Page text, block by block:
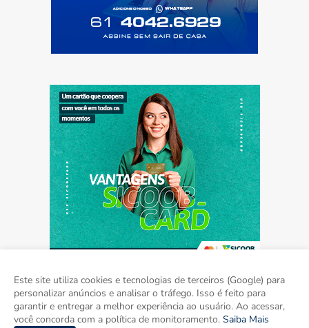
Home Sobre Contato Mídia Kit
Este site utiliza cookies e tecnologias de terceiros (Google) para
personalizar anúncios e analisar o tráfego. Isso é feito para
garantir e entregar a melhor experiência ao usuário. Ao acessar,
você concorda com a política de monitoramento. Saiba Mais